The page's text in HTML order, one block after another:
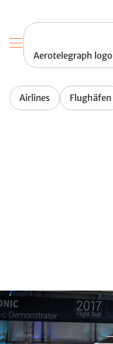
Aerotelegraph logo
Airlines Flughäfen